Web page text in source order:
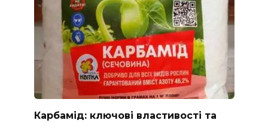
Карбамід: ключові властивості та